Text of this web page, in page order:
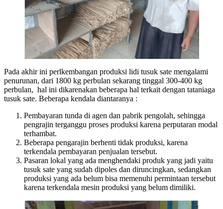
Pada akhir ini perlkembangan produksi lidi tusuk sate mengalami
penurunan, dari 1800 kg perbulan sekarang tinggal 300-400 kg
perbulan, hal ini dikarenakan beberapa hal terkait dengan tataniaga
tusuk sate. Beberapa kendala diantaranya :
Pembayaran tunda di agen dan pabrik pengolah, sehingga
pengrajin terganggu proses produksi karena perputaran modal
terhambat.
Beberapa pengarajin berhenti tidak produksi, karena
terkendala pembayaran penjualan tersebut.
Pasaran lokal yang ada menghendaki produk yang jadi yaitu
tusuk sate yang sudah dipoles dan diruncingkan, sedangkan
produksi yang ada belum bisa memenuhi permintaan tersebut
karena terkendala mesin produksi yang belum dimiliki.